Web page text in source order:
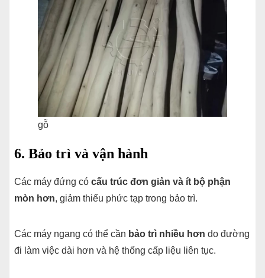
gỗ
6. Bảo trì và vận hành
Các máy đứng có cấu trúc đơn giản và ít bộ phận
mòn hơn, giảm thiểu phức tạp trong bảo trì.
Các máy ngang có thể cần bảo trì nhiều hơn do đường
đi làm việc dài hơn và hệ thống cấp liệu liên tục.